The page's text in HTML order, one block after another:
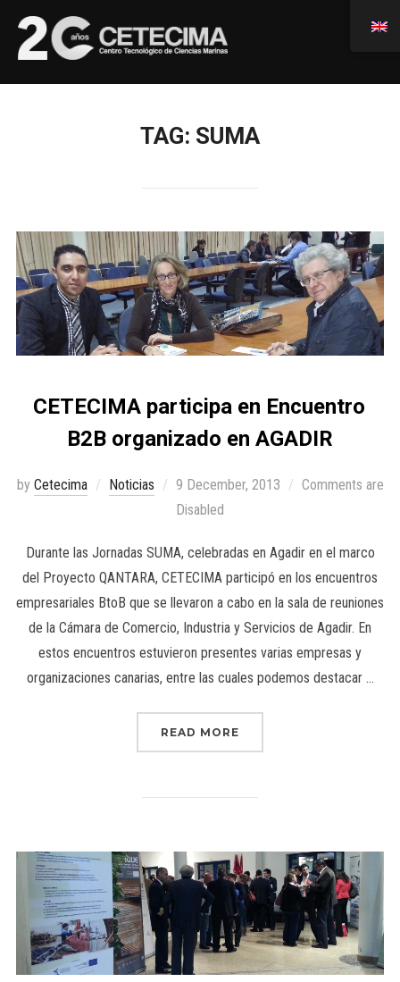
TAG: SUMA
CETECIMA participa en Encuentro
B2B organizado en AGADIR
by Cetecima Noticias 9 December, 2013
Comments are
Disabled
Durante las Jornadas SUMA, celebradas en Agadir en el marco
del Proyecto QANTARA, CETECIMA participó en los encuentros
empresariales BtoB que se llevaron a cabo en la sala de reuniones
de la Cámara de Comercio, Industria y Servicios de Agadir. En
estos encuentros estuvieron presentes varias empresas y
organizaciones canarias, entre las cuales podemos destacar …
READ MORE